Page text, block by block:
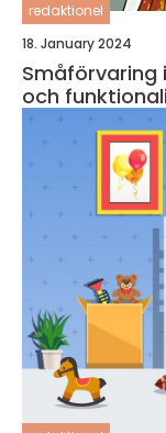
redaktionel
18. January 2024
Småförvaring
och